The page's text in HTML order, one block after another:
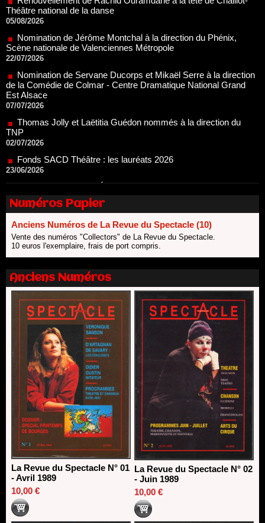
Nomination de Jérôme Montchal à la direction du Phénix,
Scène nationale de Valenciennes Métropole
22/07/2026
Nomination de Servane Ducorps et Mikaël Serre à la direction
de la Comédie de Colmar - Centre Dramatique National Grand
Est Alsace
07/07/2026
Thomas Jolly et Laëtitia Guédon nommés à la direction du
TNP
02/07/2026
Fonds SACD Théâtre : les lauréats 2026
23/06/2026
Dispositif ARTCENA Écrire pour le cirque, les lauréats 2026 !
20/06/2026
Le palmarès des prix SACD 2026
Les 10 lauréats du Fonds Grandes Formes Théâtre 2026
SACD
13/06/2026
Nomination de Nathalie Garraud et Olivier Saccomano à la
direction du Théâtre de Gennevilliers - CDN
13/06/2026
Dispositif SACD Auteurs d'espaces : les lauréats 2026
18/03/2026
Numéros Papier
Anciens Numéros de La Revue du Spectacle (10)
Vente des numéros "Collectors" de La Revue du Spectacle.
10 euros l'exemplaire, frais de port compris.
Anciens Numéros
La Revue du Spectacle N° 01
- Avril 1989
10,00 €
La Revue du Spectacle N° 02
- Juin 1989
10,00 €